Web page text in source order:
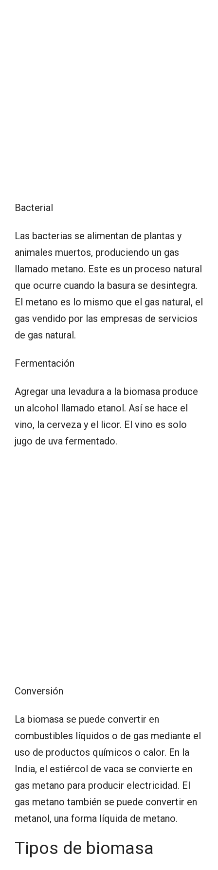
Bacterial
Las bacterias se alimentan de plantas y
animales muertos, produciendo un gas
llamado metano. Este es un proceso natural
que ocurre cuando la basura se desintegra.
El metano es lo mismo que el gas natural, el
gas vendido por las empresas de servicios
de gas natural.
Fermentación
Agregar una levadura a la biomasa produce
un alcohol llamado etanol. Así se hace el
vino, la cerveza y el licor. El vino es solo
jugo de uva fermentado.
Conversión
La biomasa se puede convertir en
combustibles líquidos o de gas mediante el
uso de productos químicos o calor. En la
India, el estiércol de vaca se convierte en
gas metano para producir electricidad. El
gas metano también se puede convertir en
metanol, una forma líquida de metano.
Tipos de biomasa